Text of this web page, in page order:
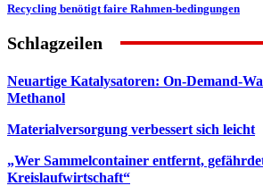
Recycling benötigt faire Rahmen-bedingungen
Schlagzeilen
Neuartige Katalysatoren: On-Demand-
Methanol
Materialversorgung verbessert sich leicht
„Wer Sammelcontainer entfernt,
Kreislaufwirtschaft“